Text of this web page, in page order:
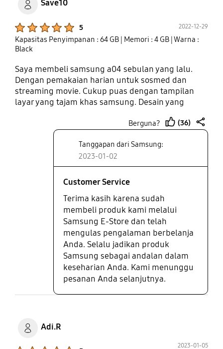
Save10
5 2022-12-29
Kapasitas Penyimpanan : 64 GB | Memori : 4 GB | Warna :
Black
Saya membeli samsung a04 sebulan yang lalu.
Dengan pemakaian harian untuk sosmed dan
streaming movie. Cukup puas dengan tampilan
layar yang tajam khas samsung. Desain yang
Berguna?
(36)
share
Tanggapan dari Samsung:
2023-01-02
Customer Service
Terima kasih karena sudah
membeli produk kami melalui
Samsung E-Store dan telah
mengulas pengalaman berbelanja
Anda. Selalu jadikan produk
Samsung sebagai andalan dalam
keseharian Anda. Kami menunggu
pesanan Anda selanjutnya.
Adi.R
2023-01-05